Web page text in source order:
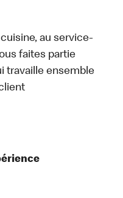
au service-
faites partie
travaille ensemble